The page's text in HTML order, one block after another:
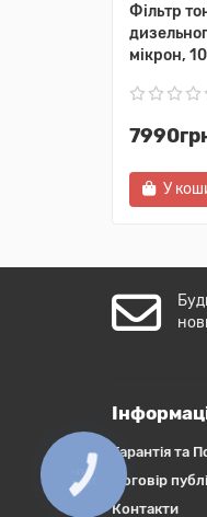
Фільтр
мікрон,
У
Гарантія та
Договір
Контакти
КНОПКА
ЗВ'ЯЗКУ